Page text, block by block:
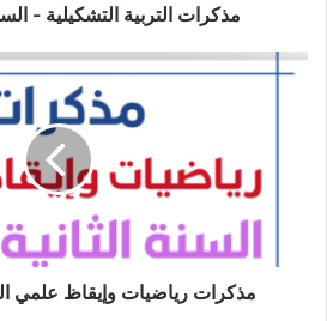
مذكرات التربية التشكيلية -
مذكرات
مذكرات رياضيات وإيقاظ علمي